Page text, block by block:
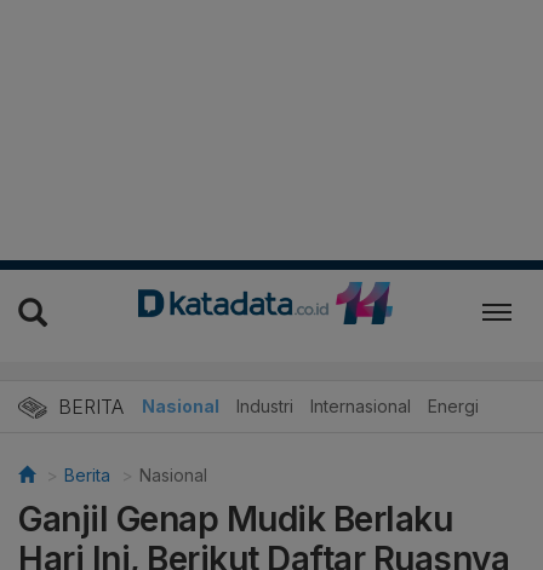
BERITA Nasional Industri Internasional Energi
Berita Nasional
Ganjil Genap Mudik Berlaku
Hari Ini, Berikut Daftar Ruasnya